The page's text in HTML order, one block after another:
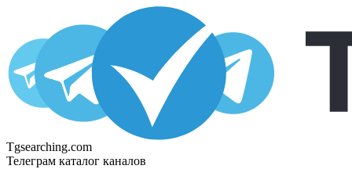
Tgsearching.com
Телеграм каталог каналов